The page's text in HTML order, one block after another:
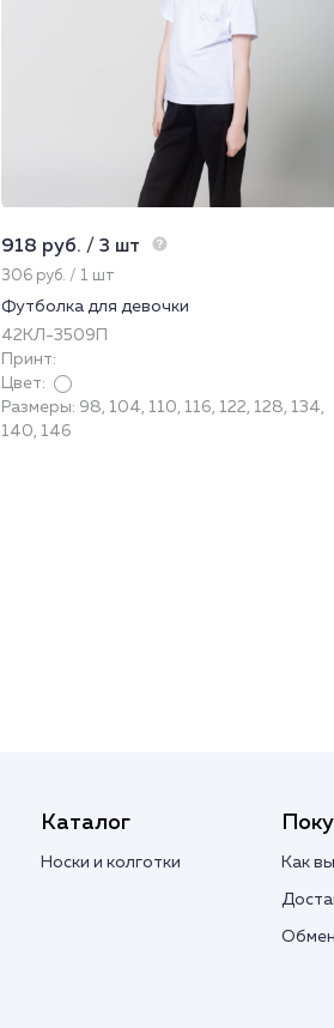
918 руб. / 3 шт
306 руб. / 1 шт
Футболка для девочки
42КЛ-3509П
Принт:
Цвет:
Размеры: 98, 104, 110, 116, 122, 128, 134,
140, 146
Каталог
Носки и колготки Как